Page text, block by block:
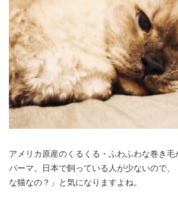
アメリカ原産のくるくる・ふわふわな巻き毛
パーマ。日本で飼っている人が少ないので、
な猫なの？」と気になりますよね。